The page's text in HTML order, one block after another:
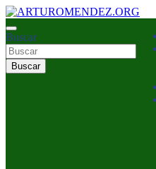
Saltar
al
contenido
ARTURO MENDEZ
Buscar
Buscar